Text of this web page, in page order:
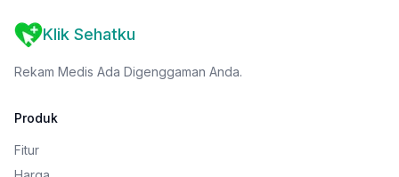
Klik Sehatku
Rekam Medis Ada Digenggaman Anda.
Produk
Fitur